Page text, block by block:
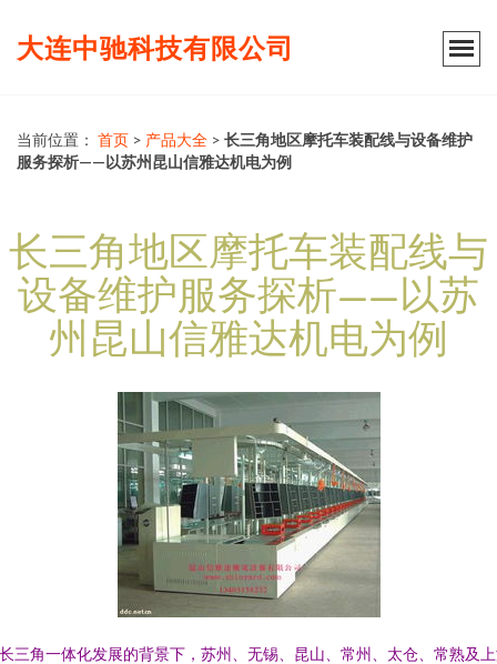
大连中驰科技有限公司
当前位置： 首页 > 产品大全 > 长三角地区摩托车装配线与设备维护
服务探析——以苏州昆山信雅达机电为例
长三角地区摩托车装配线与
设备维护服务探析——以苏
州昆山信雅达机电为例
三角一体化发展的背景下，苏州、无锡、昆山、常州、太仓、常熟及